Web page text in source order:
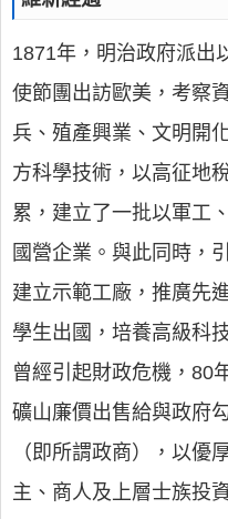
1871年，明治政府派出
使節團出訪歐美，考察
兵、殖產興業、文明開
方科學技術，以高征地
累，建立了一批以軍工
國營企業。與此同時，
建立示範工廠，推廣先
學生出國，培養高級科
曾經引起財政危機，80
礦山廉價出售給與政府
（即所謂政商），以優
主、商人及上層士族投